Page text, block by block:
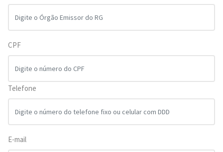
CPF
Telefone
E-mail